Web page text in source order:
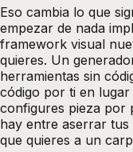
Eso cambia lo que
empezar de nada
framework visual
quieres. Un
herramientas sin
código por ti en
configures pieza por
hay entre aserrar
que quieres a un